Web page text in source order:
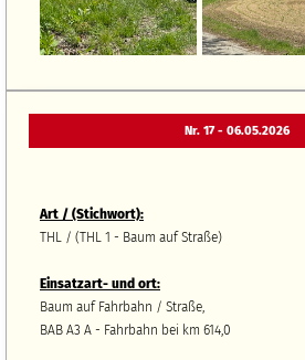
Nr. 17 - 06.05.2026
Art / (Stichwort):
THL / (THL 1 - Baum auf Straße)
Einsatzart- und ort:
Baum auf Fahrbahn / Straße,
BAB A3 A - Fahrbahn bei km 614,0